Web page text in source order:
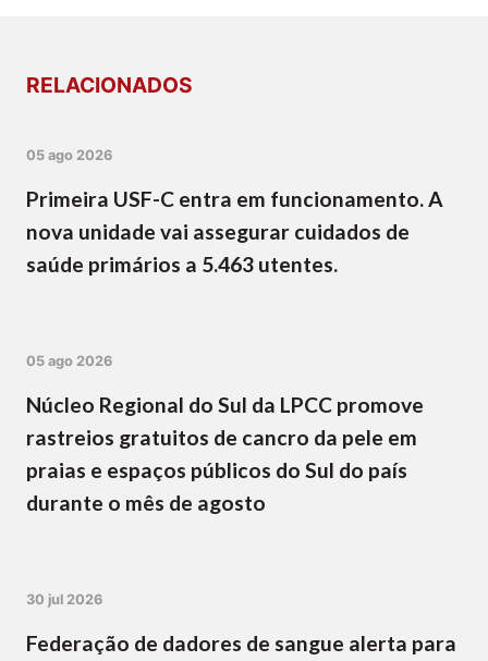
RELACIONADOS
05 ago 2026
Primeira USF-C entra em funcionamento. A
nova unidade vai assegurar cuidados de
saúde primários a 5.463 utentes.
05 ago 2026
Núcleo Regional do Sul da LPCC promove
rastreios gratuitos de cancro da pele em
praias e espaços públicos do Sul do país
durante o mês de agosto
30 jul 2026
Federação de dadores de sangue alerta para